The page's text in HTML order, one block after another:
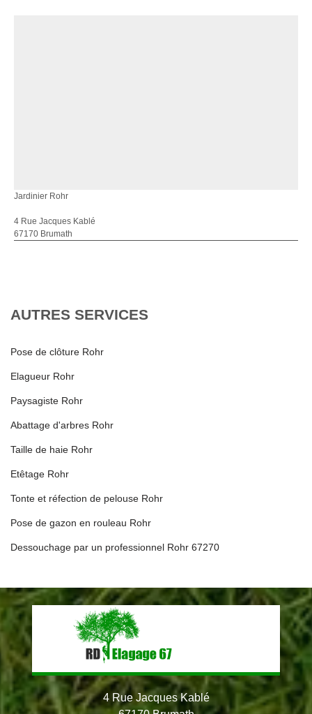
Jardinier Rohr
4 Rue Jacques Kablé
67170 Brumath
AUTRES SERVICES
Pose de clôture Rohr
Elagueur Rohr
Paysagiste Rohr
Abattage d'arbres Rohr
Taille de haie Rohr
Etêtage Rohr
Tonte et réfection de pelouse Rohr
Pose de gazon en rouleau Rohr
Dessouchage par un professionnel Rohr 67270
4 Rue Jacques Kablé